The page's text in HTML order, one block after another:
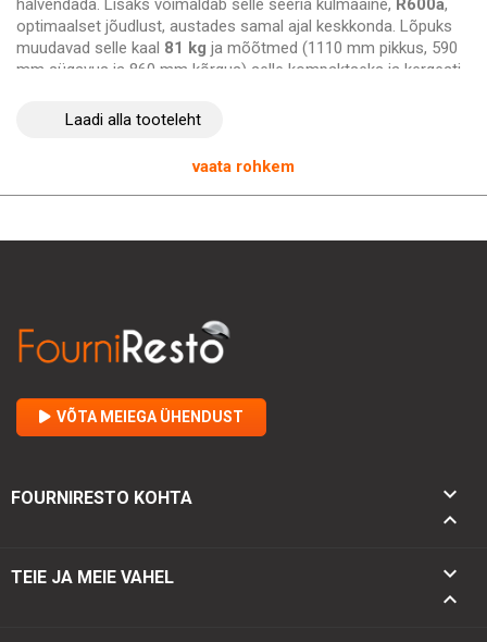
halvendada. Lisaks võimaldab selle seeria külmaaine, R600a,
optimaalset jõudlust, austades samal ajal keskkonda. Lõpuks
muudavad selle kaal 81 kg ja mõõtmed (1110 mm pikkus, 590
mm sügavus ja 860 mm kõrgus) selle kompaktseks ja kergesti
kvaliteetset jahutust meie TEFCOLDi
hoiustamissüsteemi otsimisele. Tellige kohe ja nautige
ootustele.
Laadi alla tooteleht
vaata rohkem
VÕTA MEIEGA ÜHENDUST
FOURNIRESTO KOHTA


TEIE JA MEIE VAHEL

